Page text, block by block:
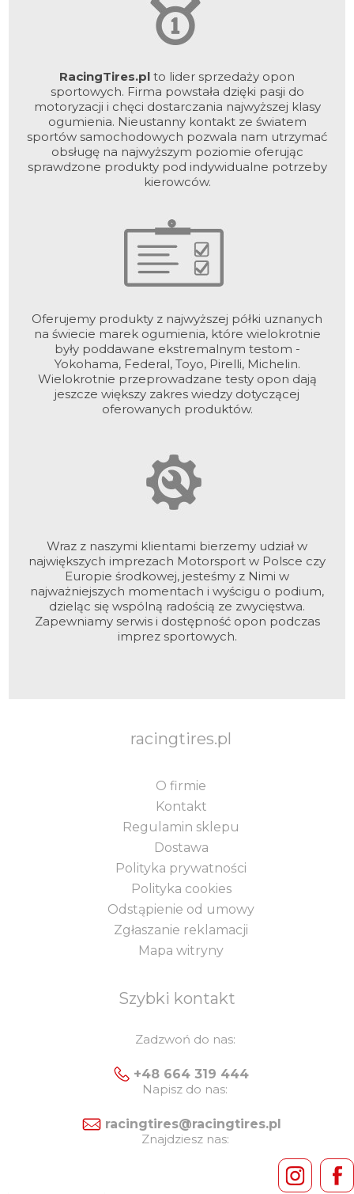
RacingTires.pl to lider sprzedaży opon
sportowych. Firma powstała dzięki pasji do
motoryzacji i chęci dostarczania najwyższej klasy
ogumienia. Nieustanny kontakt ze światem
sportów samochodowych pozwala nam utrzymać
obsługę na najwyższym poziomie oferując
sprawdzone produkty pod indywidualne potrzeby
kierowców.
Oferujemy produkty z najwyższej półki uznanych
na świecie marek ogumienia, które wielokrotnie
były poddawane ekstremalnym testom -
Yokohama, Federal, Toyo, Pirelli, Michelin.
Wielokrotnie przeprowadzane testy opon dają
jeszcze większy zakres wiedzy dotyczącej
oferowanych produktów.
Wraz z naszymi klientami bierzemy udział w
największych imprezach Motorsport w Polsce czy
Europie środkowej, jesteśmy z Nimi w
najważniejszych momentach i wyścigu o podium,
dzieląc się wspólną radością ze zwycięstwa.
Zapewniamy serwis i dostępność opon podczas
imprez sportowych.
racingtires.pl
O firmie
Kontakt
Regulamin sklepu
Dostawa
Polityka prywatności
Polityka cookies
Odstąpienie od umowy
Zgłaszanie reklamacji
Mapa witryny
Szybki kontakt
Zadzwoń do nas:
+48 664 319 444
Napisz do nas:
racingtires@racingtires.pl
Znajdziesz nas: